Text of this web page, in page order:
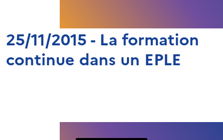
25/11/2015 - La formation
continue dans un EPLE